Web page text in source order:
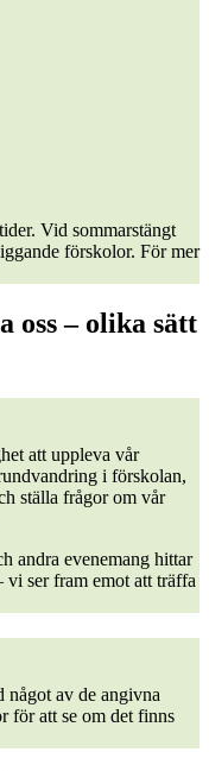
Vid sommarstängt
förskolor. För mer
oss – olika sätt
att uppleva vår
i förskolan,
ställa frågor om vår
andra evenemang hittar
vi ser fram emot att träffa
av de angivna
för att se om det finns